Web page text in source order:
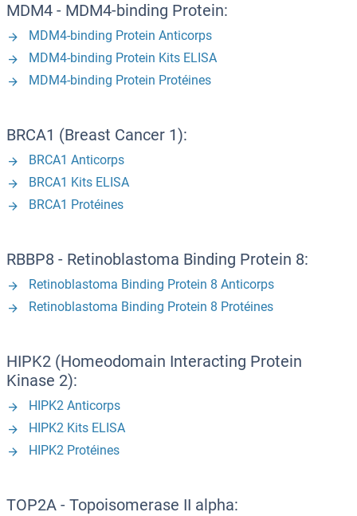
MDM4 - MDM4-binding Protein:
MDM4-binding Protein Anticorps
MDM4-binding Protein Kits ELISA
MDM4-binding Protein Protéines
BRCA1 (Breast Cancer 1):
BRCA1 Anticorps
BRCA1 Kits ELISA
BRCA1 Protéines
RBBP8 - Retinoblastoma Binding Protein 8:
Retinoblastoma Binding Protein 8 Anticorps
Retinoblastoma Binding Protein 8 Protéines
HIPK2 (Homeodomain Interacting Protein
Kinase 2):
HIPK2 Anticorps
HIPK2 Kits ELISA
HIPK2 Protéines
TOP2A - Topoisomerase II alpha: